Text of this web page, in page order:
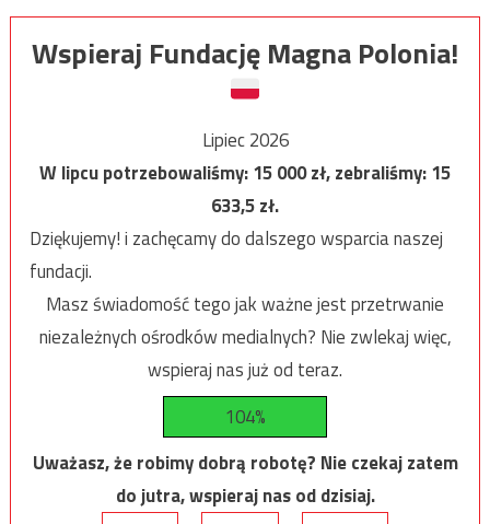
Wspieraj Fundację Magna Polonia!
Lipiec 2026
W lipcu potrzebowaliśmy:15 000zł, zebraliśmy:15
633,5zł.
Dziękujemy! i zachęcamy do dalszego wsparcia naszej
fundacji.
Masz świadomość tego jak ważne jest przetrwanie
niezależnych ośrodków medialnych? Nie zwlekaj więc,
wspieraj nas już od teraz.
104%
Uważasz, że robimy dobrą robotę? Nie czekaj zatem
do jutra, wspieraj nas od dzisiaj.